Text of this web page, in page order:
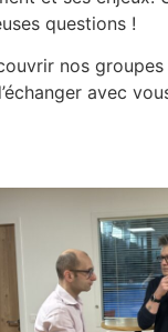
questions !
nos groupes
avec